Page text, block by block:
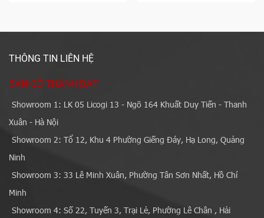
THÔNG TIN LIÊN HỆ
SÀN GỖ THÀNH ĐẠT
Showroom 1: LK 05 Licogi 13 - Ngõ 164 Khuất Duy Tiến - Thanh
Xuân - Hà Nội
Showroom 2: Tổ 12, Khu 4 Phường Giếng Đáy, Hạ Long, Quảng
Ninh
Showroom 3: 33 Lê Minh Xuân, Phường Tân Sơn Nhất, Hồ Chí
Minh
Showroom 4: Số 22, Tuyến 3, Trại Lẻ, Phường Lê Chân , Hải